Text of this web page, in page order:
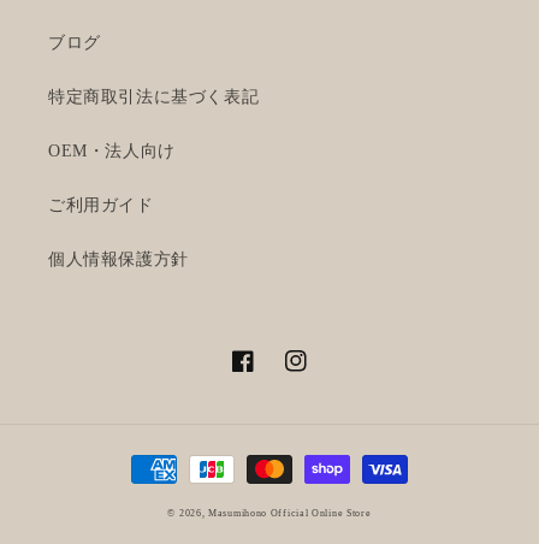
ブログ
特定商取引法に基づく表記
OEM・法人向け
ご利用ガイド
個人情報保護方針
FacebookInstagram
Payment
methods
© 2026,Masumihono Official Online Store